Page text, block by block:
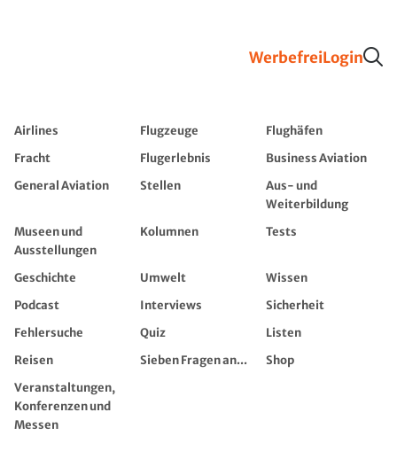
WerbefreiLogin
Airlines Flugzeuge
Flughäfen
Fracht
Flugerlebnis
Business Aviation
General Aviation
Stellen
Aus- und
Weiterbildung
Museen und
Ausstellungen
Kolumnen Tests
Geschichte Umwelt
Wissen
Podcast
Interviews
Sicherheit
Fehlersuche
Quiz
Listen
Reisen
Sieben Fragen an...
Shop
Veranstaltungen,
Konferenzen und
Messen